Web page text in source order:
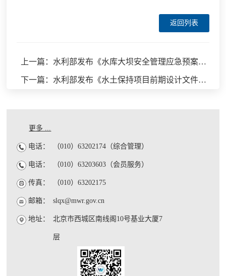
返回列表
上一篇：水利部发布《水库大坝安全管理应急预案编制技术导则》等8项水利行业标准
下一篇：水利部发布《水土保持项目前期设计文件编制技术规程》等7项水利行业标准
更多 ...
电话： （010）63202174（综合管理）
电话： （010）63203603（会员服务）
传真： （010）63202175
邮箱： slqx@mwr.gov.cn
地址： 北京市西城区南线阁10号基业大厦7
层